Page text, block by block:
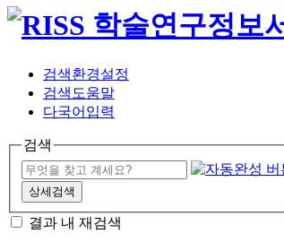
검색환경설정
검색도움말
다국어입력
검색
상세검색
결과 내 재검색